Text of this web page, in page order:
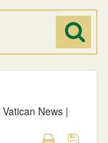
Vatican News |